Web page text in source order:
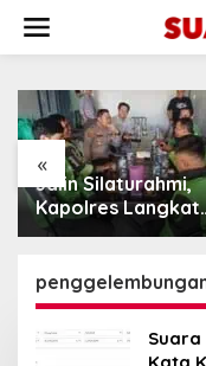
konten
«
Jalin Silaturahmi,
Kapolres Langkat
Ngopi Bareng
Stabat
Suara